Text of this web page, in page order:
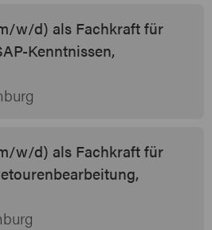
w/d) als Fachkraft für
Kenntnissen,
w/d) als Fachkraft für